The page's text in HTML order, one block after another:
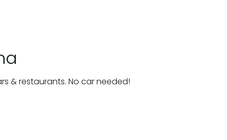
& restaurants. No car needed!